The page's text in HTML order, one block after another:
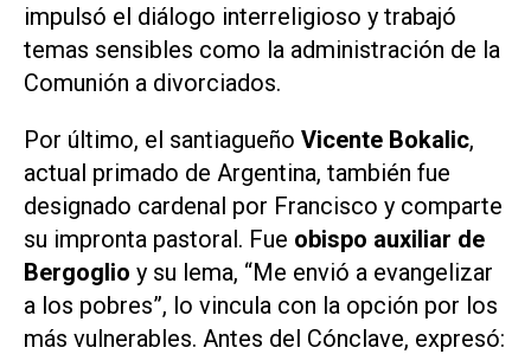
impulsó el diálogo interreligioso y trabajó
temas sensibles como la administración de la
Comunión a divorciados.
Por último, el santiagueño Vicente Bokalic,
actual primado de Argentina, también fue
designado cardenal por Francisco y comparte
su impronta pastoral. Fue obispo auxiliar de
Bergoglio y su lema, “Me envió a evangelizar
a los pobres”, lo vincula con la opción por los
más vulnerables. Antes del Cónclave, expresó: